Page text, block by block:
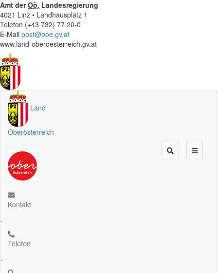
Amt derOö. Landesregierung
4021 Linz • Landhausplatz 1
Telefon (+43 732) 77 20-0
E-Mail post@ooe.gv.at
www.land-oberoesterreich.gv.at
Land
Oberösterreich
Kontakt
.
Telefon
.